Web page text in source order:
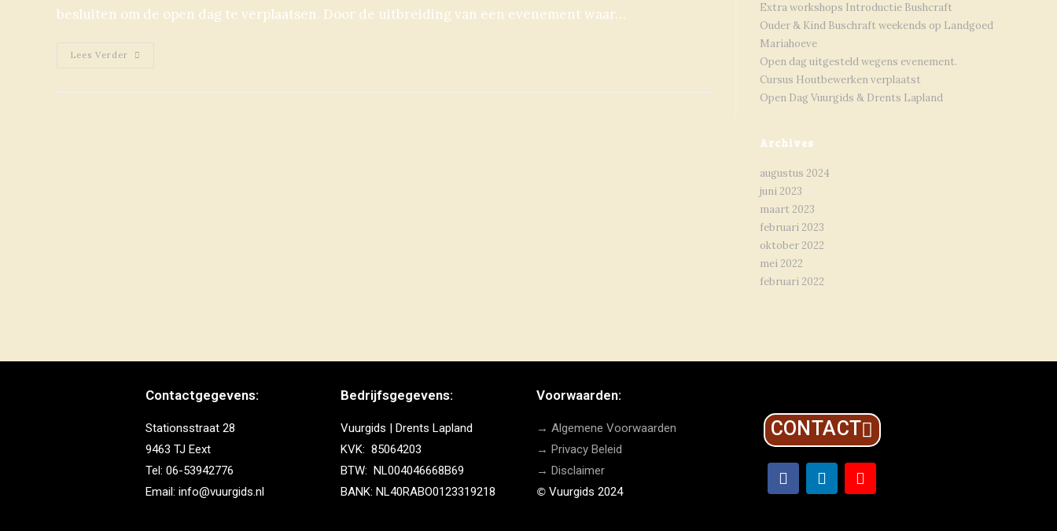
besluiten om de open dag te verplaatsen. Door de uitbreiding van een evenement waar…
Lees Verder
Extra workshops Introductie Bushcraft
Ouder & Kind Buschraft weekends op Landgoed
Mariahoeve
Open dag uitgesteld wegens evenement.
Cursus Houtbewerken verplaatst
Open Dag Vuurgids & Drents Lapland
Archives
augustus 2024
juni 2023
maart 2023
februari 2023
oktober 2022
mei 2022
februari 2022
Contactgegevens:
Stationsstraat 28
9463 TJ Eext
Tel: 06-53942776
Email: info@vuurgids.nl
Bedrijfsgegevens:
Vuurgids | Drents Lapland
KVK: 85064203
BTW: NL004046668B69
BANK: NL40RABO0123319218
Voorwaarden:
→ Algemene Voorwaarden
→ Privacy Beleid
→ Disclaimer
© Vuurgids 2024
CONTACT